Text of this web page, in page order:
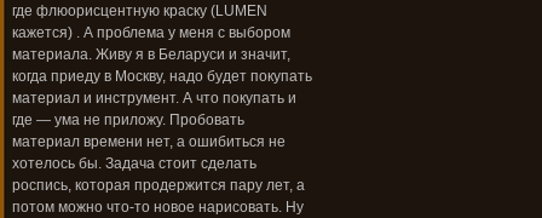
где флюорисцентную краску (LUMEN
кажется) . А проблема у меня с выбором
материала. Живу я в Беларуси и значит,
когда приеду в Москву, надо будет покупать
материал и инструмент. А что покупать и
где — ума не приложу. Пробовать
материал времени нет, а ошибиться не
хотелось бы. Задача стоит сделать
роспись, которая продержится пару лет, а
потом можно что-то новое нарисовать. Ну